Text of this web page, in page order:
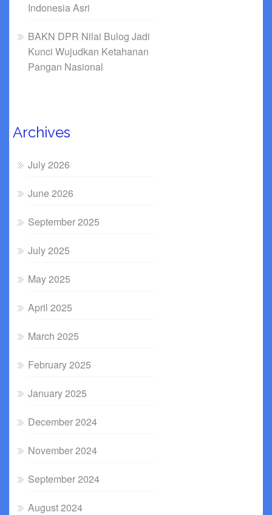
Indonesia Asri
BAKN DPR Nilai Bulog Jadi
Kunci Wujudkan Ketahanan
Pangan Nasional
Archives
July 2026
June 2026
September 2025
July 2025
May 2025
April 2025
March 2025
February 2025
January 2025
December 2024
November 2024
September 2024
August 2024